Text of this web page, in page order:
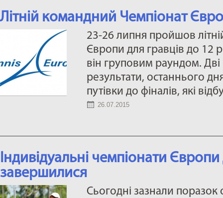
Літній командний Чемпіонат
23-26 липня пройшов
Європи для гравців до 12
він груповим раундом.
результати, останнього
путівки до фіналів, які
26.07.2015
Індивідуальні чемпіонати
завершилися
Сьогодні зазнали поразок